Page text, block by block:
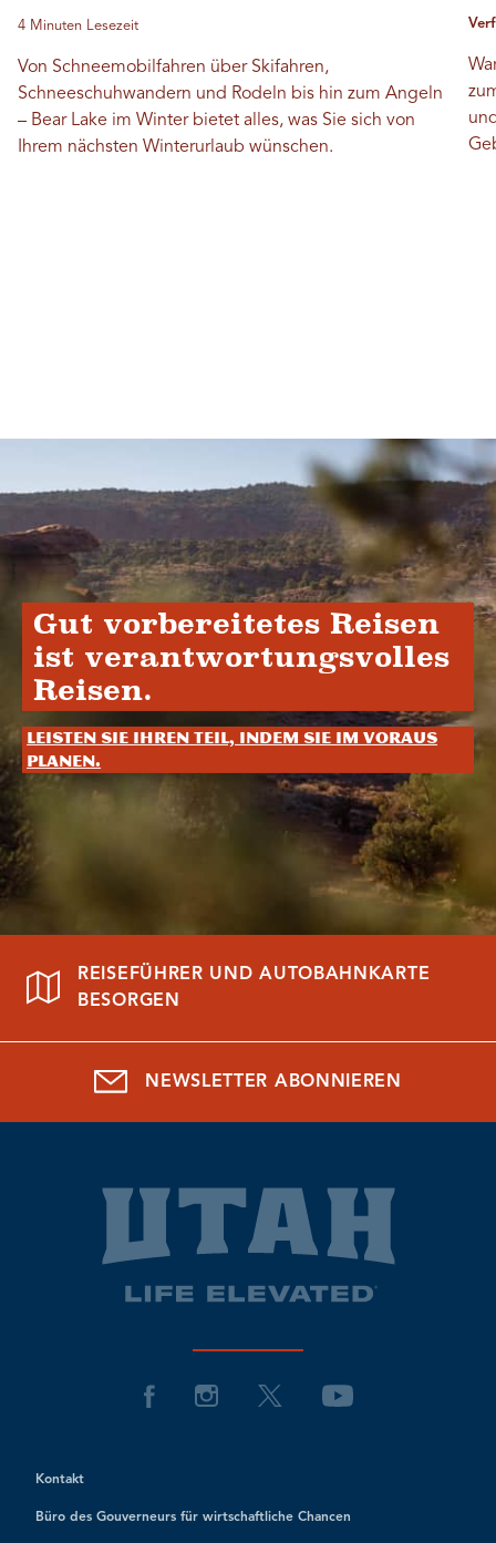
4 Minuten Lesezeit
Von Schneemobilfahren über Skifahren,
Schneeschuhwandern und Rodeln bis hin zum Angeln
– Bear Lake im Winter bietet alles, was Sie sich von
Ihrem nächsten Winterurlaub wünschen.
Gut vorbereitetes Reisen
ist verantwortungsvolles
Reisen.
Leisten Sie Ihren Teil, indem Sie im Voraus
planen.
REISEFÜHRER UND AUTOBAHNKARTE
BESORGEN
NEWSLETTER ABONNIEREN
Kontakt
Büro des Gouverneurs für wirtschaftliche Chancen